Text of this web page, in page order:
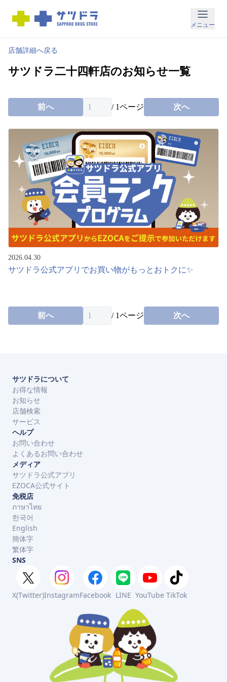
メニュー
メ
ニ
ュ
ー
得
な
お
せ
索
サ
ー
ビ
税
店
ภาษา
ไทย
한
국
English
体
字
繁
体
字
店舗詳細へ戻る
サツドラ二十四軒店のお知らせ一覧
前へ / 1ページ 次へ
2026.04.30
サツドラ公式アプリでお買い物がもっとおトクに✨
前へ / 1ページ 次へ
サツドラについて
お得な情報
お知らせ
店舗検索
サービス
ヘルプ
お問い合わせ
よくあるお問い合わせ
メディア
サツドラ公式アプリ
EZOCA公式サイト
免税店
ภาษาไทย
한국어
English
簡体字
繁体字
SNS
X(Twitter)InstagramFacebook LINE YouTube TikTok